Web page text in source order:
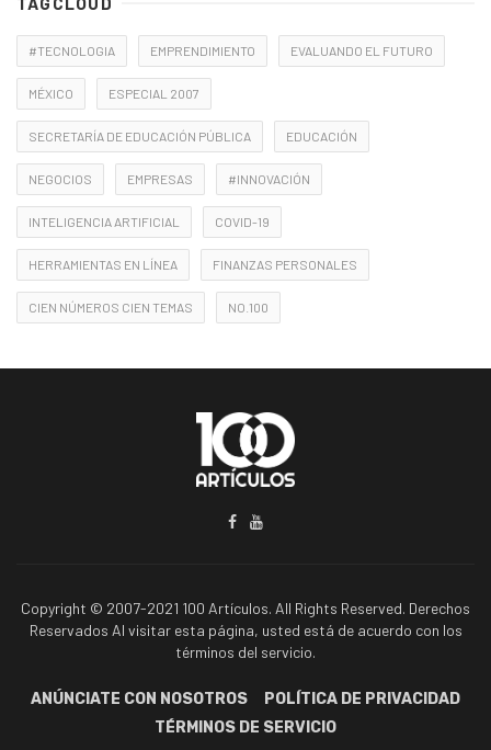
#TECNOLOGIA EMPRENDIMIENTO EVALUANDO EL FUTURO
MÉXICO ESPECIAL 2007
SECRETARÍA DE EDUCACIÓN PÚBLICA EDUCACIÓN
NEGOCIOS EMPRESAS #INNOVACIÓN
INTELIGENCIA ARTIFICIAL COVID-19
HERRAMIENTAS EN LÍNEA FINANZAS PERSONALES
CIEN NÚMEROS CIEN TEMAS NO.100
Copyright © 2007-2021 100 Artículos. All Rights Reserved. Derechos
Reservados Al visitar esta página, usted está de acuerdo con los
términos del servicio.
ANÚNCIATE CON NOSOTROS
POLÍTICA DE PRIVACIDAD
TÉRMINOS DE SERVICIO